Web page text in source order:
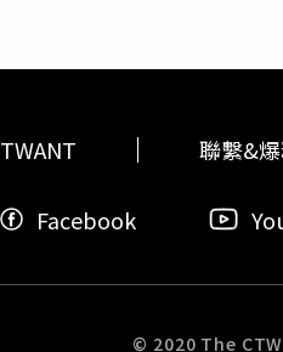
旅客返國後5到7天進行「第
，漢堡市長認同從高危險區返
政策「嚴重錯誤」的真正主張
ausfällt, dürfensie
wieder
aufkommen. Es dürfen nicht
再次恢復社交活動。 而且我認
聯繫&
Facebook
© 2020 The